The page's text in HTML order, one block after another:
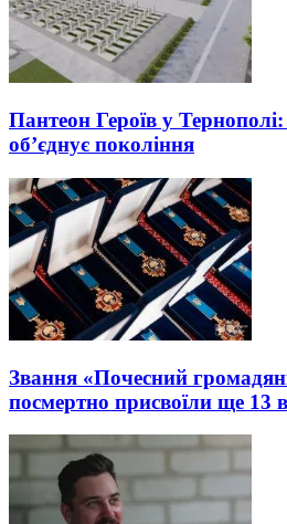
Пантеон Героїв у
об’єднує покоління
Звання «Почесний
посмертно присвоїли ще 13